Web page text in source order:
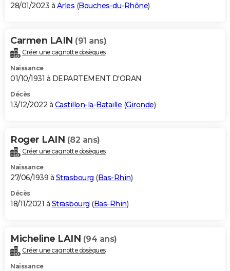
28/01/2023 à Arles (Bouches-du-Rhône)
Carmen LAIN (91 ans)
Créer une cagnotte obsèques
Naissance
01/10/1931 à DEPARTEMENT D'ORAN
Décès
13/12/2022 à Castillon-la-Bataille (Gironde)
Roger LAIN (82 ans)
Créer une cagnotte obsèques
Naissance
27/06/1939 à Strasbourg (Bas-Rhin)
Décès
18/11/2021 à Strasbourg (Bas-Rhin)
Micheline LAIN (94 ans)
Créer une cagnotte obsèques
Naissance